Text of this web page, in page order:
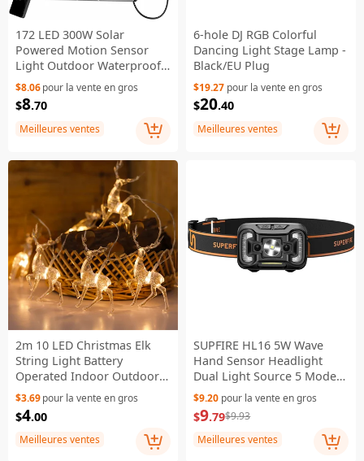
172 LED 300W Solar
Powered Motion Sensor
Light Outdoor Waterproof
Smart Charging Wall Lamp
$8.06pour la vente en gros
$8.70
Meilleures ventes
6-hole DJ RGB Colorful
Dancing Light Stage Lamp -
Black/EU Plug
$19.27 pour la vente en gros
$20.40
Meilleures ventes
2m 10 LED Christmas Elk
String Light Battery
Operated Indoor Outdoor
Holiday Decor
$3.69pour la vente en gros
$4.00
Meilleures ventes
SUPFIRE HL16 5W Wave
Hand Sensor Headlight
Dual Light Source 5 Modes
Headlamp Flashlight with
COB
$9.20 pour la vente en gros
$9.79$9.93
Meilleures ventes